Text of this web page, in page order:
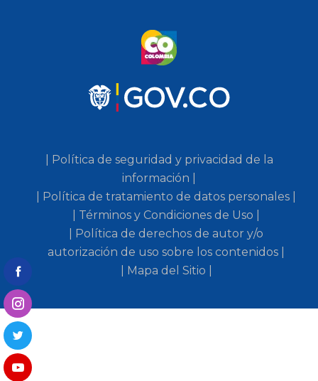
| Política de seguridad y privacidad de la
información |
| Política de tratamiento de datos personales |
| Términos y Condiciones de Uso |
| Política de derechos de autor y/o
autorización de uso sobre los contenidos |
| Mapa del Sitio |